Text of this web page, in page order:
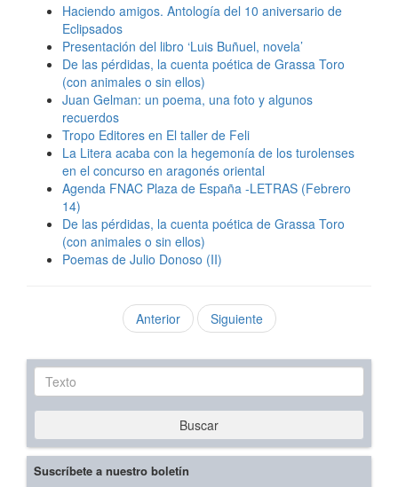
Haciendo amigos. Antología del 10 aniversario de
Eclipsados
Presentación del libro ‘Luis Buñuel, novela’
De las pérdidas, la cuenta poética de Grassa Toro
(con animales o sin ellos)
Juan Gelman: un poema, una foto y algunos
recuerdos
Tropo Editores en El taller de Feli
La Litera acaba con la hegemonía de los turolenses
en el concurso en aragonés oriental
Agenda FNAC Plaza de España -LETRAS (Febrero
14)
De las pérdidas, la cuenta poética de Grassa Toro
(con animales o sin ellos)
Poemas de Julio Donoso (II)
Anterior Siguiente
Texto
Buscar
Suscríbete a nuestro boletín